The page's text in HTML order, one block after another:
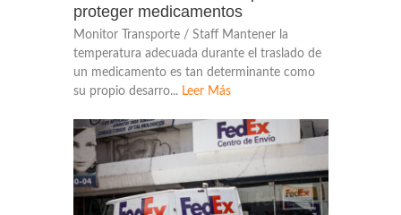
proteger medicamentos
Monitor Transporte / Staff Mantener la
temperatura adecuada durante el traslado de
un medicamento es tan determinante como
su propio desarro... Leer Más